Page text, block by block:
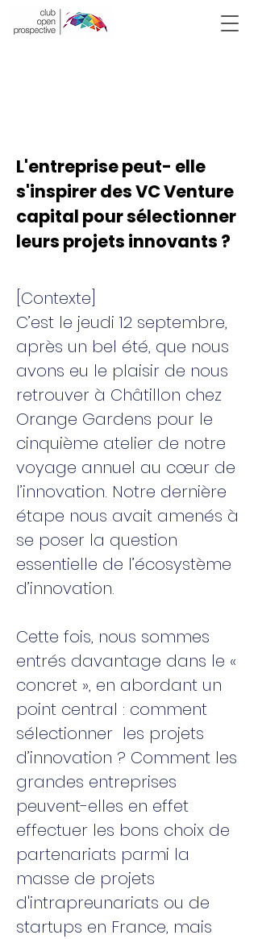
Victor Hugo
L'entreprise peut- elle
s'inspirer des VC Venture
capital pour sélectionner
leurs projets innovants ?
[Contexte]
C’est le jeudi 12 septembre,
après un bel été, que nous
avons eu le plaisir de nous
retrouver à Châtillon chez
Orange Gardens pour le
cinquième atelier de notre
voyage annuel au cœur de
l’innovation. Notre dernière
étape nous avait amenés à
se poser la question
essentielle de l’écosystème
d’innovation.
Cette fois, nous sommes
entrés davantage dans le «
concret », en abordant un
point central : comment
sélectionner les projets
d’innovation ? Comment les
grandes entreprises
peuvent-elles en effet
effectuer les bons choix de
partenariats parmi la
masse de projets
d'intrapreunariats ou de
startups en France, mais